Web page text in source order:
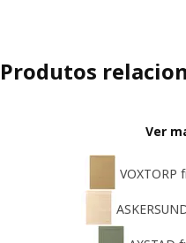
Produtos
Ver
VOXTORP